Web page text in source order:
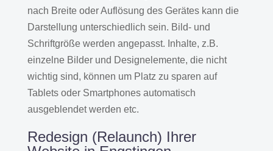
nach Breite oder Auflösung des Gerätes kann die
Darstellung unterschiedlich sein. Bild- und
Schriftgröße werden angepasst. Inhalte, z.B.
einzelne Bilder und Designelemente, die nicht
wichtig sind, können um Platz zu sparen auf
Tablets oder Smartphones automatisch
ausgeblendet werden etc.
Redesign (Relaunch) Ihrer